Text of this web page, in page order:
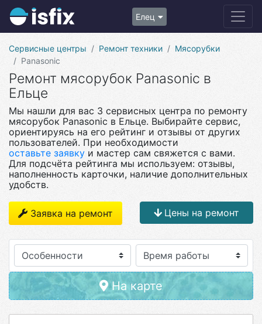
Елец
Сервисные центры Ремонт техники
Мясорубки
Panasonic
Ремонт мясорубок Panasonic в
Ельце
Мы нашли для вас 3 сервисных центра по ремонту
мясорубок Panasonic в Ельце. Выбирайте сервис,
ориентируясь на его рейтинг и отзывы от других
пользователей. При необходимости
оставьте заявку и мастер сам свяжется с вами.
Для подсчёта рейтинга мы используем: отзывы,
наполненность карточки, наличие дополнительных
удобств.
Заявка на ремонт Цены на ремонт
Особенности
На карте